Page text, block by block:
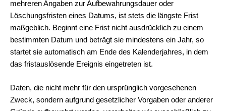
mehreren Angaben zur Aufbewahrungsdauer oder
Löschungsfristen eines Datums, ist stets die längste Frist
maßgeblich. Beginnt eine Frist nicht ausdrücklich zu einem
bestimmten Datum und beträgt sie mindestens ein Jahr, so
startet sie automatisch am Ende des Kalenderjahres, in dem
das fristauslösende Ereignis eingetreten ist.
Daten, die nicht mehr für den ursprünglich vorgesehenen
Zweck, sondern aufgrund gesetzlicher Vorgaben oder anderer